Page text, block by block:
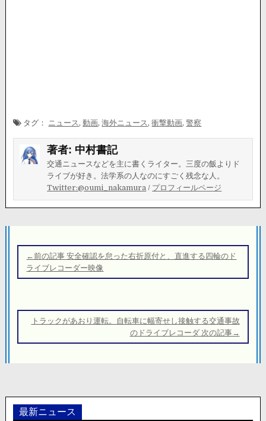
タグ： ニュース ,動画,海外ニュース ,衝撃動画,警察
著者: 中村書記
交通ニュースなどを主に書くライター。三度の飯よりド
ライブが好き。法学系の人なのにすごく残念な人。
Twitter:@oumi_nakamura / プロフィールページ
稿
ナ
ー
←前の記事 安全確認を怠った右折原付と、直進する四輪のド
ライブレコーダー映像
トラックがあおり運転。自転車に幅寄せし接触する交通事故
のドライブレコーダ 次の記事→
最新ニュース